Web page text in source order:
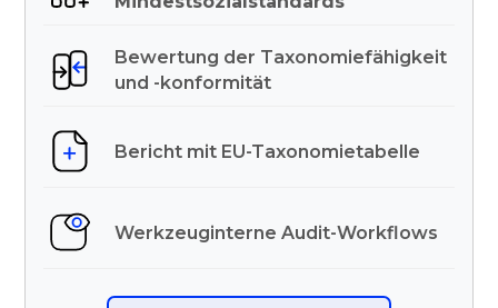
Bewertung der Taxonomiefähigkeit
und -konformität
Bericht mit EU-Taxonomietabelle
Werkzeuginterne Audit-Workflows